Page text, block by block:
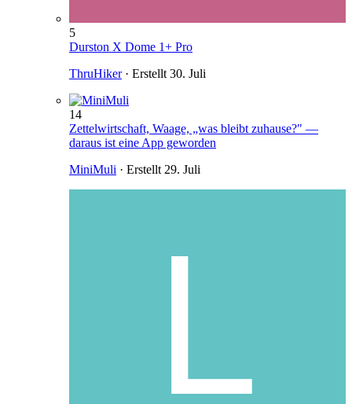
5
Durston X Dome 1+ Pro
ThruHiker· Erstellt30. Juli
14
Zettelwirtschaft, Waage, „was bleibt zuhause?" —
daraus ist eine App geworden
MiniMuli · Erstellt29. Juli